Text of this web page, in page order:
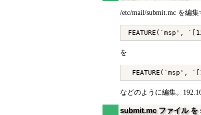
/etc/mail/submit.mc を編集
を
などのように編集。
submit.mc ファイル